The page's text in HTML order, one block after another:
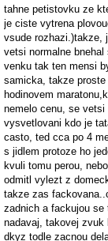
tahne petistovku ze
je ciste vytrena
vsude rozhazi.)takze,
vetsi normalne
venku tak ten mensi
samicka, takze proste
hodinovem
nemelo cenu, se
vysvetlovani kdo je
casto, ted cca po 4
s jidlem protoze ho
kvuli tomu perou,
odmitl vylezt z
takze zas
zadnich a fackujou se
nadavaj, takovej zvuk
dkyz todle zacnou